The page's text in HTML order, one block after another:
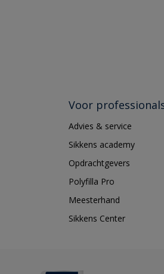
Voor
Advies & service
Sikkens academy
Opdrachtgevers
Polyfilla Pro
Meesterhand
Sikkens Center